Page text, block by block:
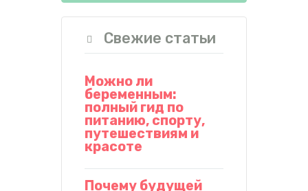
Свежие статьи
Можно ли
беременным:
полный гид по
питанию, спорту,
путешествиям и
красоте
Почему будущей